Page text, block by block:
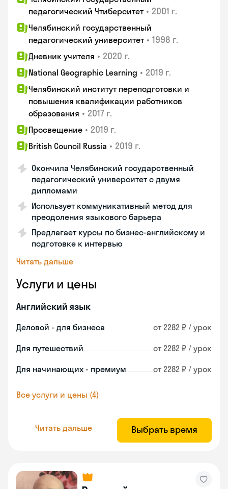
педагогический Чтиберситет • 2001 г.
Челябинский государственный
педагогический университет • 1998 г.
Дневник учителя • 2020 г.
National Geographic Learning • 2019 г.
Челябинский институт переподготовки и
повышения квалификации работников
образования • 2017 г.
Просвещение • 2019 г.
British Council Russia • 2019 г.
Окончила Челябинский государственный
педагогический университет с двумя
дипломами
Использует коммуникативный метод для
преодоления языкового барьера
Предлагает курсы по бизнес-английскому и
подготовке к интервью
Читать дальше
Услуги и цены
Английский язык
Деловой - для бизнеса от 2282 ₽ / урок
Для путешествий от 2282 ₽ / урок
Для начинающих - премиум от 2282 ₽ / урок
Все услуги и цены (4)
Читать дальше Выбрать время